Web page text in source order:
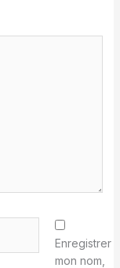
Enregistrer
mon nom,